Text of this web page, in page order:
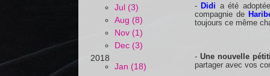
Jul (3)
Aug (8)
Nov (1)
Dec (3)
2018
Jan (18)
-Didi a été
compagnie de
toujours ce même
- Une nouvelle
partager avec vos